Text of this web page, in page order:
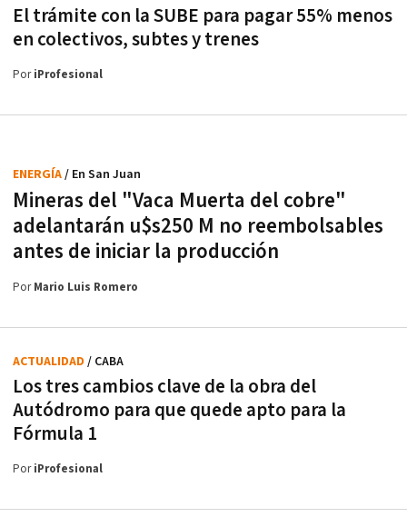
El trámite con la SUBE para pagar 55% menos
en colectivos, subtes y trenes
PoriProfesional
Mineras del "Vaca Muerta del cobre"
adelantarán u$s250 M no reembolsables
antes de iniciar la producción
ENERGÍA/ En San Juan
PorMario Luis Romero
Los tres cambios clave de la obra del
Autódromo para que quede apto para la
Fórmula 1
ACTUALIDAD / CABA
PoriProfesional